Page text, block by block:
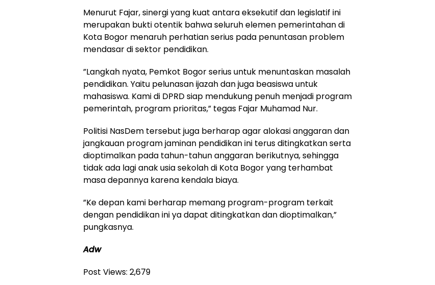
​Menurut Fajar, sinergi yang kuat antara eksekutif dan legislatif ini
merupakan bukti otentik bahwa seluruh elemen pemerintahan di
Kota Bogor menaruh perhatian serius pada penuntasan problem
mendasar di sektor pendidikan.
​”Langkah nyata, Pemkot Bogor serius untuk menuntaskan masalah
pendidikan. Yaitu pelunasan ijazah dan juga beasiswa untuk
mahasiswa. Kami di DPRD siap mendukung penuh menjadi program
pemerintah, program prioritas,” tegas Fajar Muhamad Nur.
​Politisi NasDem tersebut juga berharap agar alokasi anggaran dan
jangkauan program jaminan pendidikan ini terus ditingkatkan serta
dioptimalkan pada tahun-tahun anggaran berikutnya, sehingga
tidak ada lagi anak usia sekolah di Kota Bogor yang terhambat
masa depannya karena kendala biaya.
​”Ke depan kami berharap memang program-program terkait
dengan pendidikan ini ya dapat ditingkatkan dan dioptimalkan,”
pungkasnya.
Adw
Post Views: 2,679